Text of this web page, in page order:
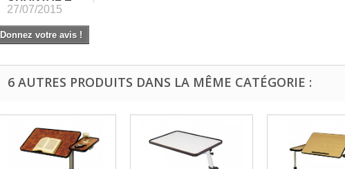
27/07/2015
Donnez votre avis !
6 AUTRES PRODUITS DANS LA MÊME CATÉGORIE :